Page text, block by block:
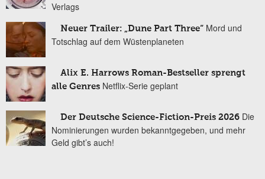
Verlags
Neuer Trailer: „Dune Part Three“ Mord und
Totschlag auf dem Wüstenplaneten
Alix E. Harrows Roman-Bestseller sprengt
alle Genres Netflix-Serie geplant
Der Deutsche Science-Fiction-Preis 2026 Die
Nominierungen wurden bekanntgegeben, und mehr
Geld gibt’s auch!